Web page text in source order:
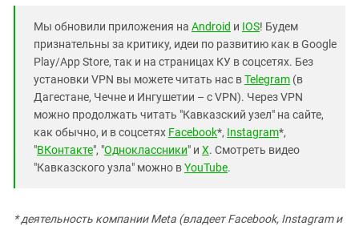
Мы обновили приложения на Android и IOS! Будем
признательны за критику, идеи по развитию как в Google
Play/App Store, так и на страницах КУ в соцсетях. Без
установки VPN вы можете читать нас вTelegram (в
Дагестане, Чечне и Ингушетии – с VPN). Через VPN
можно продолжать читать "Кавказский узел" на сайте,
как обычно, и в соцсетях Facebook*, Instagram*,
"ВКонтакте", "Одноклассники" и X. Смотреть видео
"Кавказского узла" можно вYouTube.
* деятельность компании Meta (владеет Facebook, Instagram и